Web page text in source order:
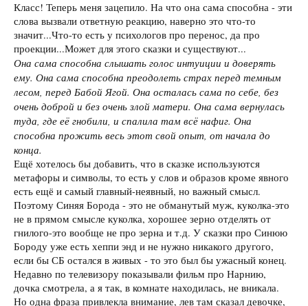
Класс! Теперь меня зацепило. На что она сама способна - эти
слова вызвали ответную реакцию, наверно это что-то
значит...Что-то есть у психологов про перенос, да про
проекции...Может для этого сказки и существуют...
Она сама способна слышать голос интуиции и доверять
ему. Она сама способна преодолеть страх перед темным
лесом, перед Бабой Ягой. Она осталась сама по себе, без
очень доброй и без очень злой матери. Она сама вернулась
туда, где её гнобили, и спалила там всё нафиг. Она
способна прожить весь этот свой опыт, от начала до
конца.
Ещё хотелось бы добавить, что в сказке используются
метафоры и символы, то есть у слов и образов кроме явного
есть ещё и самый главный-неявный, но важный смысл.
Поэтому Синяя Борода - это не обманутый муж, куколка-это
не в прямом смысле куколка, хорошее зерно отделять от
гнилого-это вообще не про зерна и т.д. У сказки про Синюю
Бороду уже есть хеппи энд и не нужно никакого другого,
если бы СБ остался в живых - то это был бы ужасный конец.
Недавно по телевизору показывали фильм про Нарнию,
дочка смотрела, а я так, в комнате находилась, не вникала.
Но одна фраза привлекла внимание, лев там сказал девочке,